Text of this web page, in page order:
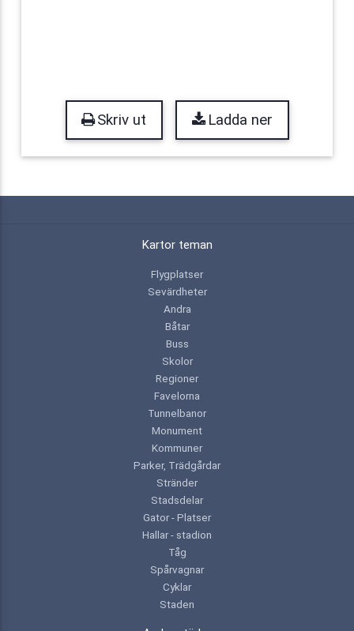
Skriv ut Ladda ner
Kartor teman
Flygplatser
Sevärdheter
Andra
Båtar
Buss
Skolor
Regioner
Favelorna
Tunnelbanor
Monument
Kommuner
Parker, Trädgårdar
Stränder
Stadsdelar
Gator - Platser
Hallar - stadion
Tåg
Spårvagnar
Cyklar
Staden